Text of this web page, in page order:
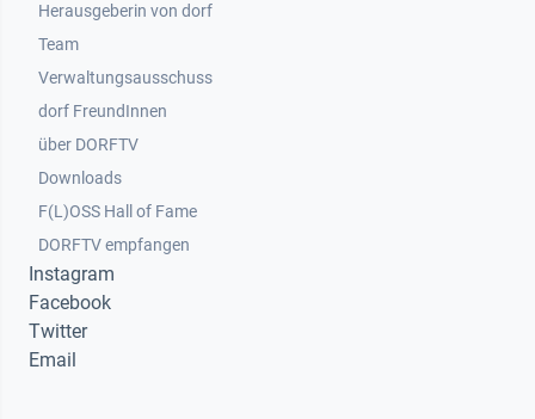
Herausgeberin von dorf
Team
Verwaltungsausschuss
dorf FreundInnen
Footer 3
über DORFTV
Downloads
F(L)OSS Hall of Fame
Footer 4
DORFTV empfangen
Instagram
Facebook
Twitter
Email